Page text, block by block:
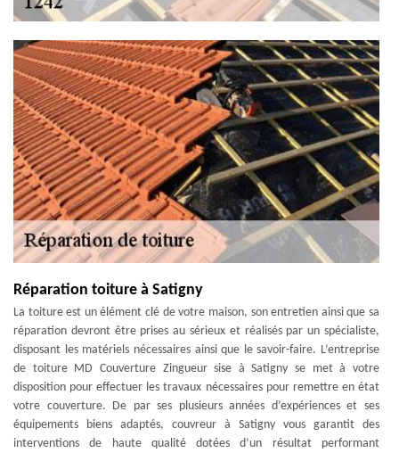
Réparation toiture à Satigny
La toiture est un élément clé de votre maison, son entretien ainsi que sa
réparation devront être prises au sérieux et réalisés par un spécialiste,
disposant les matériels nécessaires ainsi que le savoir-faire. L’entreprise
de toiture MD Couverture Zingueur sise à Satigny se met à votre
disposition pour effectuer les travaux nécessaires pour remettre en état
votre couverture. De par ses plusieurs années d’expériences et ses
équipements biens adaptés, couvreur à Satigny vous garantit des
interventions de haute qualité dotées d’un résultat performant